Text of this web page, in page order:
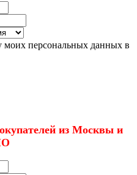
моих персональных данных в
из Москвы и